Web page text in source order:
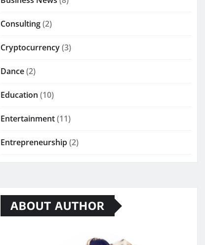
Consulting(2)
Cryptocurrency(3)
Dance(2)
Education (10)
Entertainment(11)
Entrepreneurship(2)
ABOUT AUTHOR